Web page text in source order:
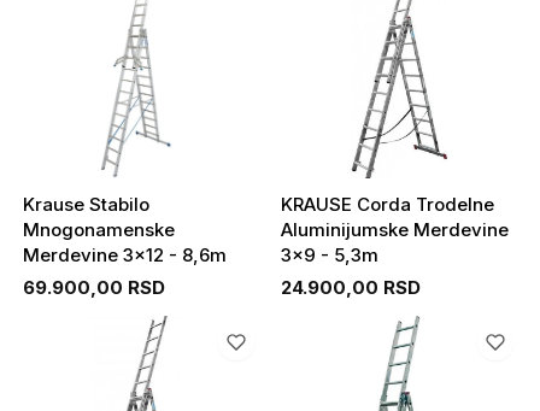
Krause Stabilo
Mnogonamenske
Merdevine 3x12 - 8,6m
69.900,00 RSD
KRAUSE Corda Trodelne
Aluminijumske Merdevine
3x9 - 5,3m
24.900,00 RSD